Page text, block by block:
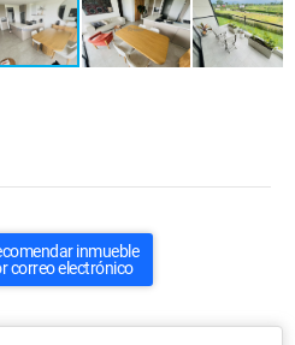
inmueble
correo electrónico